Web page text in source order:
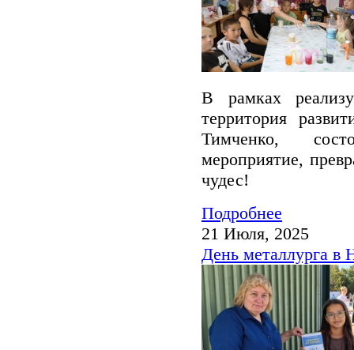
В рамках
территория
Тимченко,
мероприятие,
чудес!
Подробнее
21 Июля, 2025
День металлурга в